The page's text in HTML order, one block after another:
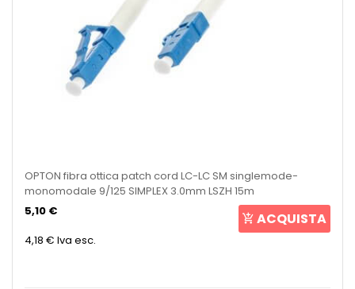
OPTON fibra ottica patch cord LC-LC SM singlemode-
monomodale 9/125 SIMPLEX 3.0mm LSZH 15m
5,10 €
4,18 € Iva esc.
ACQUISTA